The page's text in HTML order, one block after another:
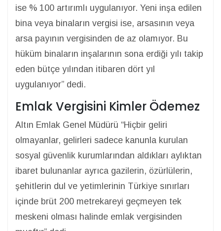
ise % 100 artırımlı uygulanıyor. Yeni inşa edilen
bina veya binaların vergisi ise, arsasının veya
arsa payının vergisinden de az olamıyor. Bu
hüküm binaların inşalarının sona erdiği yılı takip
eden bütçe yılından itibaren dört yıl
uygulanıyor” dedi.
Emlak Vergisini Kimler Ödemez
Altın Emlak Genel Müdürü “Hiçbir geliri
olmayanlar, gelirleri sadece kanunla kurulan
sosyal güvenlik kurumlarından aldıkları aylıktan
ibaret bulunanlar ayrıca gazilerin, özürlülerin,
şehitlerin dul ve yetimlerinin Türkiye sınırları
içinde brüt 200 metrekareyi geçmeyen tek
meskeni olması halinde emlak vergisinden